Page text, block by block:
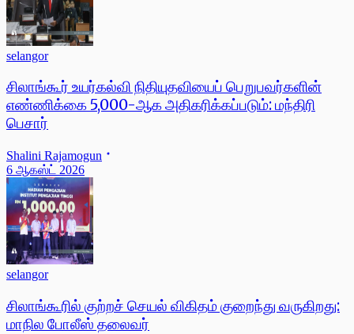
selangor
சிலாங்கூர் உயர்கல்வி நிதியுதவியைப் பெறுபவர்களின்
எண்ணிக்கை 5,000-ஆக அதிகரிக்கப்படும்: மந்திரி
பெசார்
Shalini Rajamogun
6 ஆகஸ்ட் 2026
selangor
சிலாங்கூரில் குற்றச் செயல் விகிதம் குறைந்து வருகிறது:
மாநில போலீஸ் தலைவர்